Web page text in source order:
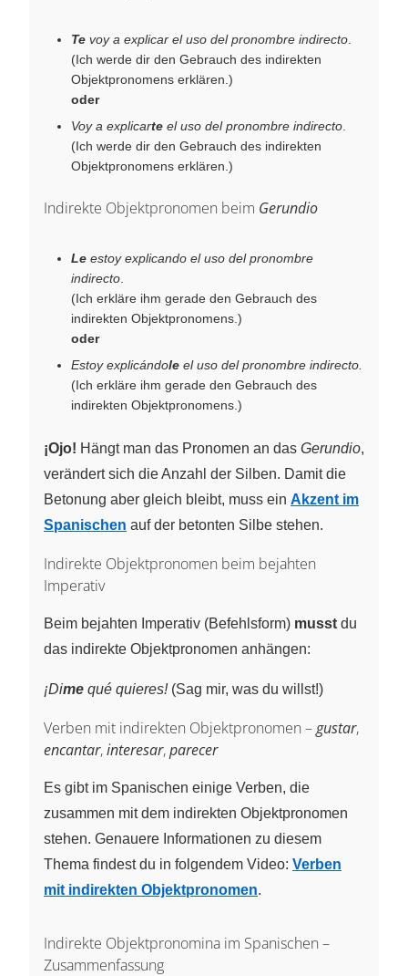
Te voy a explicar el uso del pronombre indirecto
(Ich werde dir den Gebrauch des indirekten
Objektpronomens erklären.)
oder
Voy a explicarte el uso del pronombre indirecto
(Ich werde dir den Gebrauch des indirekten
Objektpronomens erklären.)
Indirekte Objektpronomen beim Gerundio
Le estoy explicando el uso del pronombre
indirecto
(Ich erkläre ihm gerade den Gebrauch des
indirekten Objektpronomens.)
oder
Estoy explicándole el uso del pronombre indirecto.
(Ich erkläre ihm gerade den Gebrauch des
indirekten Objektpronomens.)
¡Ojo! Hängt man das Pronomen an das Gerundio,
verändert sich die Anzahl der Silben. Damit die
Betonung aber gleich bleibt, muss ein Akzent im
Spanischen auf der betonten Silbe stehen.
Indirekte Objektpronomen beim bejahten
Imperativ
Beim bejahten Imperativ (Befehlsform) musst du
das indirekte Objektpronomen anhängen:
¡Dime qué quieres!(Sag mir, was du willst!)
Verben mit indirekten Objektpronomen –gustar,
encantar,interesar,parecer
Es gibt im Spanischen einige Verben, die
zusammen mit dem indirekten Objektpronomen
stehen. Genauere Informationen zu diesem
Thema findest du in folgendem Video: Verben
mit indirekten Objektpronomen.
Indirekte Objektpronomina im Spanischen –
Zusammenfassung